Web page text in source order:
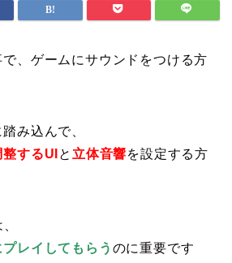
で、ゲームにサウンドをつける方
み込んで、
するUI と 立体音響を設定する方
レイしてもらう のに重要です